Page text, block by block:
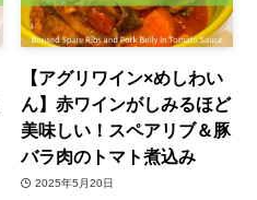
【アグリワイン×めしわい
ん】赤ワインがしみるほど
美味しい！スペアリブ＆豚
バラ肉のトマト煮込み
2025年5月20日